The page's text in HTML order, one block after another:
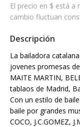
El precio en $ está
cambio fluctuan
Descripción
La bailadora
jovenes promesas
MAITE MARTIN,
tablaos de Madrid,
Con un estilo de
baile por grandes
COCO, J.C.GOMEZ,